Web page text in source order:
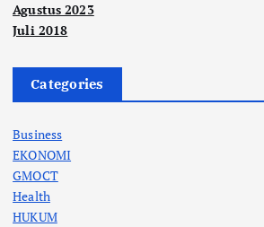
Agustus 2023
Juli 2018
Categories
Business
EKONOMI
GMOCT
Health
HUKUM